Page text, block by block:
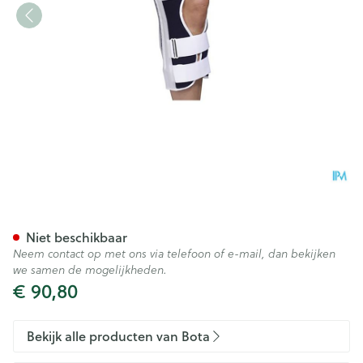
€ 90,80
Niet beschikbaar
Neem contact op met ons via telefoon of e-mail, dan bekijken
we samen de mogelijkheden.
Bekijk alle producten van Bota